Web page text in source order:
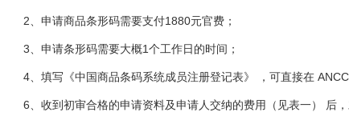
2、申请商品条形码需要支付1880元官费；
3、申请条形码需要大概1个工作日的时间；
4、填写《中国商品条码系统成员注册登记表》 ，可直接在 ANCC
6、收到初审合格的申请资料及申请人交纳的费用（见表一） 后